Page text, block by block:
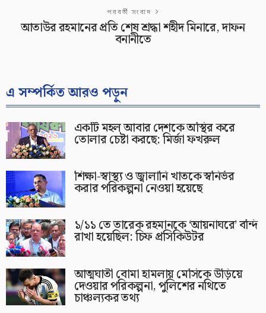
পরবর্তী সংবাদ
আতাউর রহমানের প্রতি শেষ শ্রদ্ধা শহীদ মিনারে, দাফন
বনানীতে
এ সম্পর্কিত আরও পড়ুন
একটি মহল আবার দেশকে অস্থির করে
তোলার চেষ্টা করছে: মির্জা ফখরুল
শিক্ষা-স্বাস্থ্য ও জ্বালানি খাতকে স্বনির্ভর
করার পরিকল্পনা নেওয়া হয়েছে
১/১১ তে তারেক রহমানকে ‘আয়নাঘরে’ বন্দি
রাখা হয়েছিল: চিফ প্রসিকিউটর
আত্মঘাতী বোমা হামলায় মেসিকে উড়িয়ে
দেওয়ার পরিকল্পনা, পুলিশের নথিতে
চাঞ্চল্যকর তথ্য